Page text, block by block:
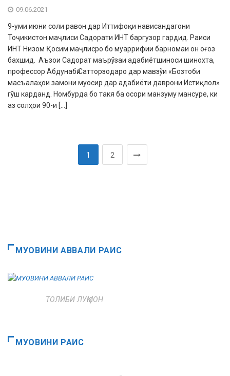
09.06.2021
9-уми июни соли равон дар Иттифоқи нависандагони
Тоҷикистон маҷлиси Садорати ИНТ баргузор гардид. Раиси
ИНТ Низом Қосим маҷлисро бо муаррифии барномаи он оғоз
бахшид. Аъзои Садорат маърўзаи адабиётшиноси шинохта,
профессор Абдунабӣ Сатторзодаро дар мавзўи «Бозтоби
масъалаҳои замони муосир дар адабиёти даврони Истиқлол»
гўш карданд. Номбурда бо такя ба осори манзуму мансуре, ки
аз солҳои 90-и […]
1 2
МУОВИНИ АВВАЛИ РАИС
ТОЛИБИ ЛУҚМОН
МУОВИНИ РАИС